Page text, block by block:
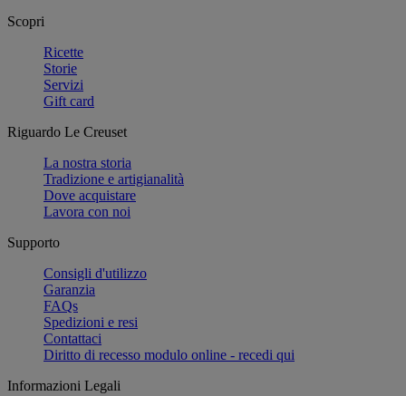
Scopri
Ricette
Storie
Servizi
Gift card
Riguardo Le Creuset
La nostra storia
Tradizione e artigianalità
Dove acquistare
Lavora con noi
Supporto
Consigli d'utilizzo
Garanzia
FAQs
Spedizioni e resi
Contattaci
Diritto di recesso modulo online - recedi qui
Informazioni Legali